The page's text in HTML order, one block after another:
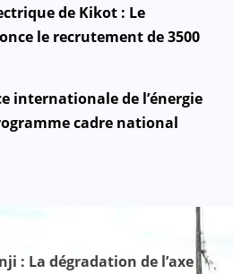
de Kikot : Le
le recrutement de 3500
internationale de l’énergie
cadre national
: La dégradation de l’axe